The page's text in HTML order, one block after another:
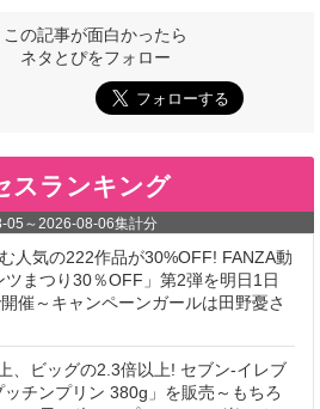
この記事が面白かったら
ネタとぴをフォロー
スランキング
05 ～ 2026-08-06集計分
人気の222作品が30%OFF! FANZA動
ツまつり30％OFF」第2弾を明日1日
催～キャンペーンガールは田野憂さ
、ビッグの2.3倍以上! セブン‐イレブ
ッチンプリン 380g」を販売～もちろ